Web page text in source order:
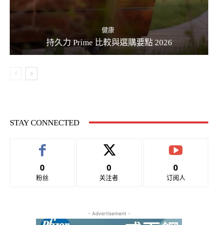
健康
持久力 Prime 比較與選購要點 2026
STAY CONNECTED
0
粉丝
0
关注者
0
订阅人
- Advertisement -